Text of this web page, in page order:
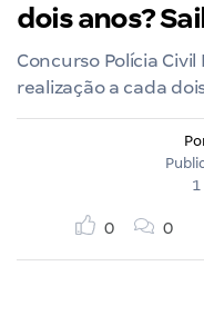
dois anos?
Concurso Polícia
realização a cada
0 0